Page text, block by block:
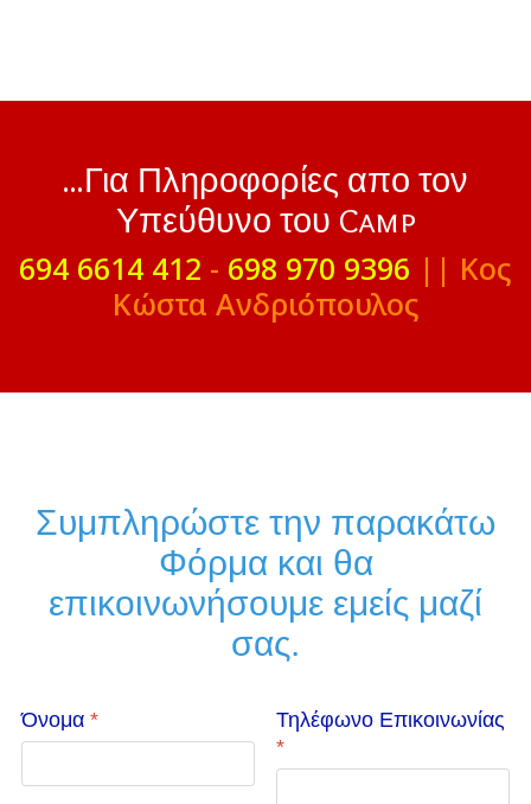
...Για Πληροφορίες απο τον
Υπεύθυνο του Camp
694 6614 412 - 698 970 9396 || Κος
Κώστα Ανδριόπουλος
Συμπληρώστε την παρακάτω
Φόρμα και θα
επικοινωνήσουμε εμείς μαζί
σας.
Όνομα *
Τηλέφωνο Επικοινωνίας
*